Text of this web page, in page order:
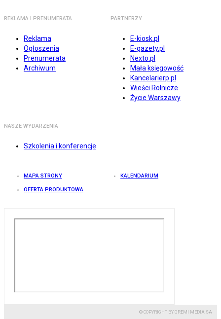
REKLAMA I PRENUMERATA
Reklama
Ogłoszenia
Prenumerata
Archiwum
PARTNERZY
E-kiosk.pl
E-gazety.pl
Nexto.pl
Mała księgowość
Kancelarierp.pl
Wieści Rolnicze
Życie Warszawy
NASZE WYDARZENIA
Szkolenia i konferencje
MAPA STRONY KALENDARIUM
OFERTA PRODUKTOWA
© COPYRIGHT BY GREMI MEDIA SA